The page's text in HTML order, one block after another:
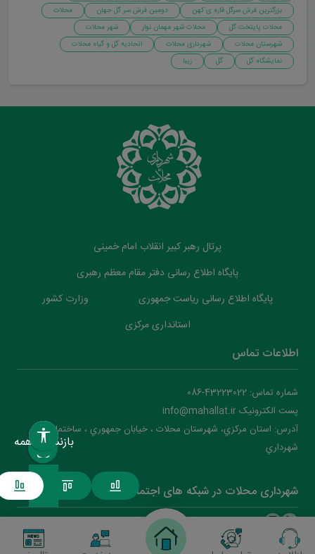
بزرگترین فرش سرگل قاره ی کهن
دومین فرش سر گل جهان
محلات
محلات پایتخت گل
محلات شهر مهمان نوار
شهر محلات
شهرستان محلات
شهرداری محلات
اتحادیه گل و گیاه محلات
نمایشگاه گل
گل زیبا
پرتال رهبر کبیر انقلاب امام خمینی
پایگاه اطلاع رسانی دفتر مقام معظم رهبری
پایگاه اطلاع رسانی ریاست جمهوری
وزارت کشور
استانداری مرکزی
اطلاعات تماس
شماره تماس: 43223022-086
پست الکترونیک info@mahallat.ir
آدرس: استان مرکزي، شهرستان محلات ‌‌‌، خيابان جمهوري ، ساختمان
شهرداري
شهرداری محلات در شبکه های اجتماعی
بازنشانی همه